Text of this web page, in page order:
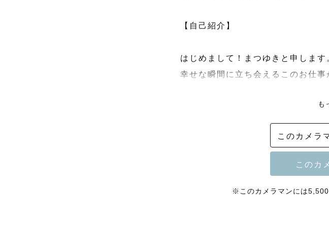
【自己紹介】
はじめまして！まつゆきと申します
幸せな瞬間に立ち会えるこのお仕事
祖父、父が写真が好きで、家族写
ある日妹が生まれたこと、けらけ
写真があるから、鮮明に蘇る家族
も
このカメラ
※このカメラマンには5,500